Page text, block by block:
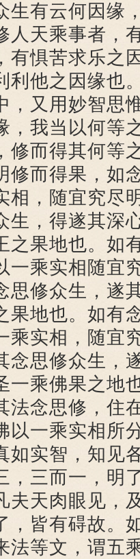
生有云何因缘
人天乘事者，
有惧苦求乐之
利他之因缘也
，又用妙智思
，我当以何等
修而得其何等
修而得果，如
相，随宜究尽
生，得遂其深
之果地也。如
一乘实相随宜
思修众生，遂
果地也。如有
乘实相，随宜
念思修众生，
一乘佛果之地
法念思修，住
以一乘实相所
如实智，知见
，三而一，明
夫天肉眼见，
，皆有碍故。
法等文，谓五